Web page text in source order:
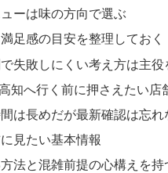
ーは味の方向で選ぶ
足感の目安を整理しておく
失敗しにくい考え方は主役
知へ行く前に押さえたい店
は長めだが最新確認は忘れ
見たい基本情報
法と混雑前提の心構えを持